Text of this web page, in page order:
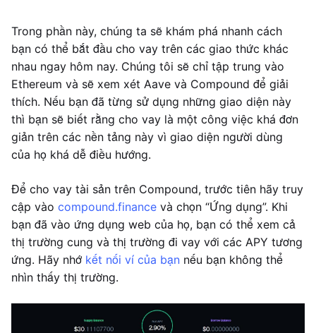
Trong phần này, chúng ta sẽ khám phá nhanh cách
bạn có thể bắt đầu cho vay trên các giao thức khác
nhau ngay hôm nay. Chúng tôi sẽ chỉ tập trung vào
Ethereum và sẽ xem xét Aave và Compound để giải
thích. Nếu bạn đã từng sử dụng những giao diện này
thì bạn sẽ biết rằng cho vay là một công việc khá đơn
giản trên các nền tảng này vì giao diện người dùng
của họ khá dễ điều hướng.
Để cho vay tài sản trên Compound, trước tiên hãy truy
cập vào compound.finance và chọn “Ứng dụng”. Khi
bạn đã vào ứng dụng web của họ, bạn có thể xem cả
thị trường cung và thị trường đi vay với các APY tương
ứng. Hãy nhớ kết nối ví của bạn nếu bạn không thể
nhìn thấy thị trường.